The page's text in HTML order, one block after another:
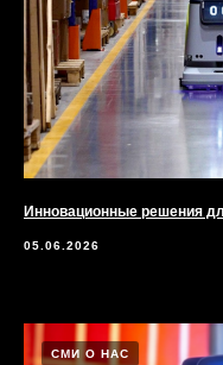
Инновационные решения
05.06.2026
СМИ О НАС